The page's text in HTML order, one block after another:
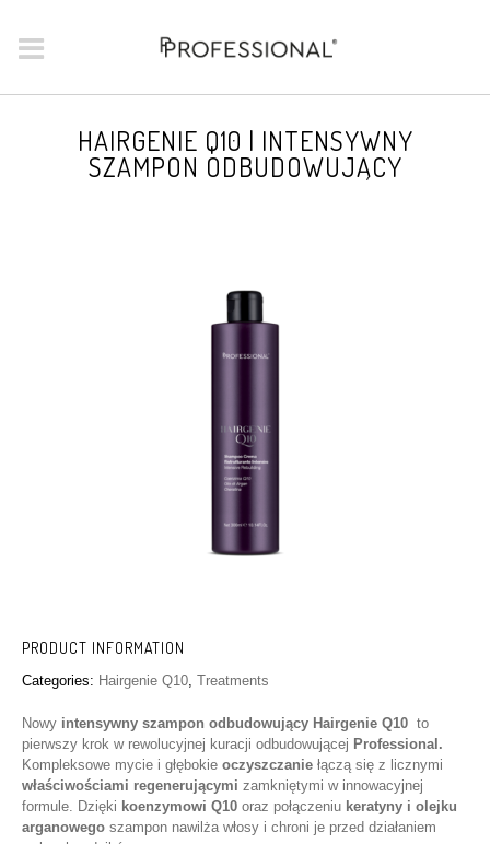
HAIRGENIE Q10 | INTENSYWNY
SZAMPON ODBUDOWUJĄCY
PRODUCT INFORMATION
Categories: Hairgenie Q10, Treatments
Nowy intensywny szampon odbudowujący Hairgenie Q10 to
pierwszy krok w rewolucyjnej kuracji odbudowującej Professional.
Kompleksowe mycie i głębokie oczyszczanie łączą się z licznymi
właściwościami regenerującymi zamkniętymi w innowacyjnej
formule. Dzięki koenzymowi Q10 oraz połączeniu keratyny i olejku
arganowego szampon nawilża włosy i chroni je przed działaniem